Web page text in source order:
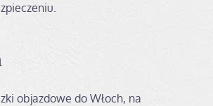
objazdowe do Włoch, na